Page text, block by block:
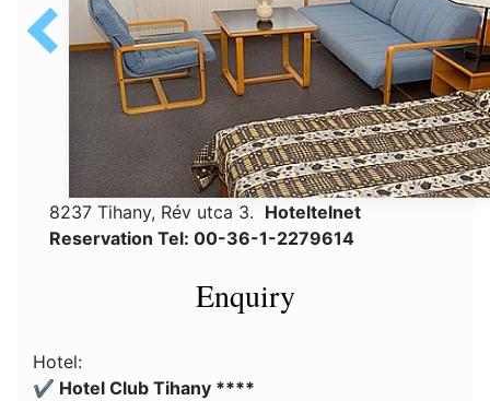
8237 Tihany, Rév utca 3. Hoteltelnet
Reservation Tel: 00-36-1-2279614
Enquiry
Hotel:
✔️ Hotel Club Tihany ****